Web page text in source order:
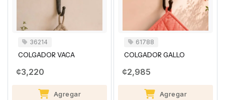
36214
COLGADOR VACA
¢3,220
Agregar
61788
COLGADOR GALLO
¢2,985
Agregar